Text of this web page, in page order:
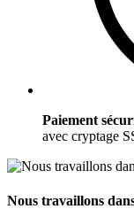
Paiement
avec cryptage
Nous travaillons